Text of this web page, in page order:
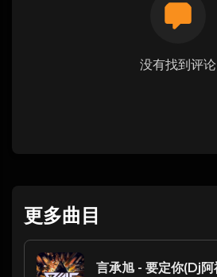
没有找到评论
更多曲目